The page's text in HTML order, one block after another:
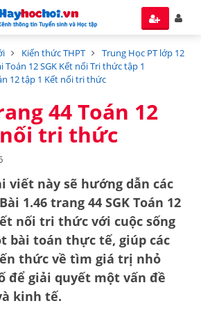
Kiến thức THPT
Trung Học PT lớp 12
Toán 12 SGK Kết nối Tri thức tập 1
12 tập 1 Kết nối tri thức
44 Toán 12
tri thức
viết này sẽ hướng dẫn các
Bài 1.46 trang 44 SGK Toán 12
nối tri thức với cuộc sống
bài toán thực tế, giúp các
thức về tìm giá trị nhỏ
để giải quyết một vấn đề
kinh tế.